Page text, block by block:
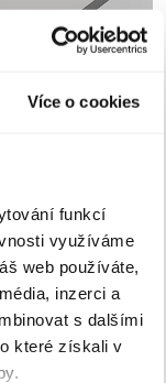
Více o cookies
funkcí
využíváme
web používáte,
inzerci a
s dalšími
které získali v